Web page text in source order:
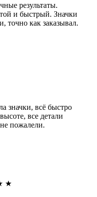
результаты.
и быстрый. Значки
точно как заказывал.
значки, всё быстро
все детали
пожалели.
★